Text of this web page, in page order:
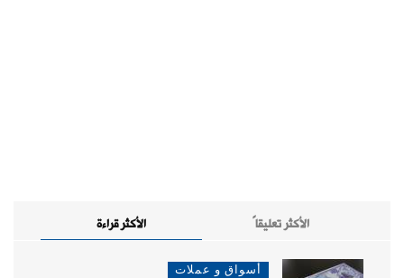
الأكثر قراءة الأكثر تعليقاً
أسواق و عملات